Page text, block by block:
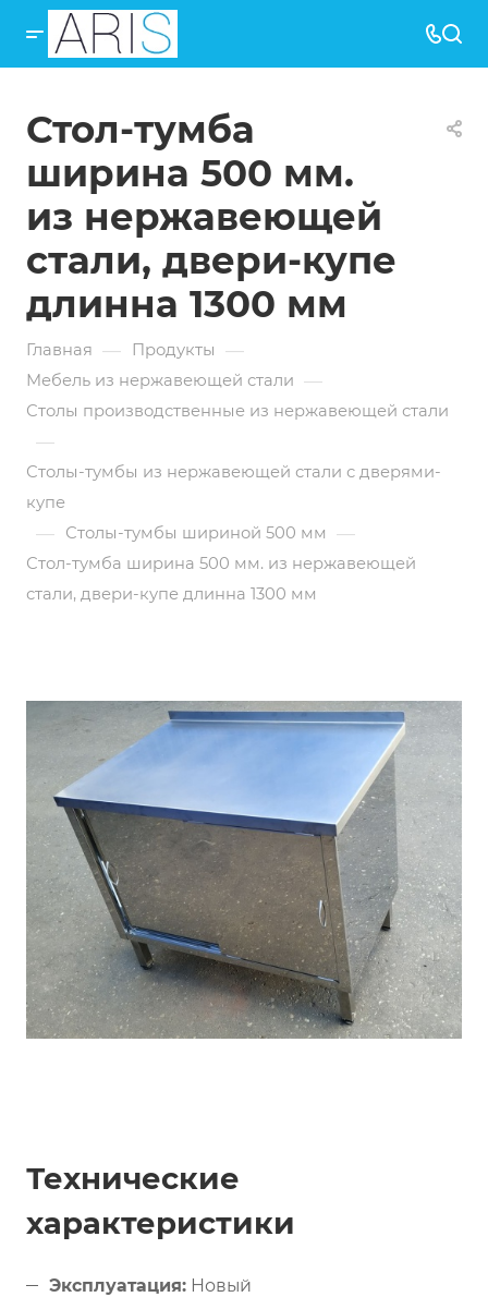
Стол-тумба
ширина 500 мм.
из нержавеющей
стали, двери-купе
длинна 1300 мм
Главная — Продукты —
Мебель из нержавеющей стали —
Столы производственные из нержавеющей стали
—
Столы-тумбы из нержавеющей стали с дверями-
купе
— Столы-тумбы шириной 500 мм —
Стол-тумба ширина 500 мм. из нержавеющей
стали, двери-купе длинна 1300 мм
Технические
характеристики
Эксплуатация: Новый